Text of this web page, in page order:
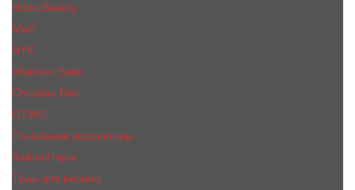
Huda Beauty
МаС
NYX
Vivienne Sabo
Сhristiаn Diоr
OTWO
Тональные корректоры
Хайлайтеры
Тушь для ресниц